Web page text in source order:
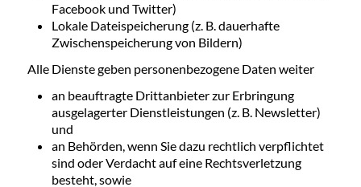
Facebook und Twitter)
Lokale Dateispeicherung (z. B. dauerhafte
Zwischenspeicherung von Bildern)
Alle Dienste geben personenbezogene Daten weiter
an beauftragte Drittanbieter zur Erbringung
ausgelagerter Dienstleistungen (z. B. Newsletter)
und
an Behörden, wenn Sie dazu rechtlich verpflichtet
sind oder Verdacht auf eine Rechtsverletzung
besteht, sowie